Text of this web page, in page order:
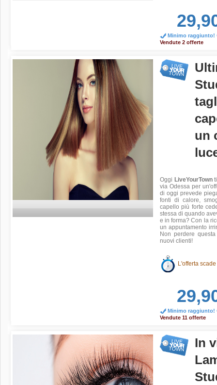
Minimo raggiunto!
Vendute 2 offerte
un
Oggi LiveYourTown
via Odessa per
di oggi prevede
fonti di calore,
capello più forte
stessa di quando
e in forma? Con la
un appuntamento
Non perdere
nuovi clienti!
L'offerta
Minimo raggiunto!
Vendute 11 offerte
In